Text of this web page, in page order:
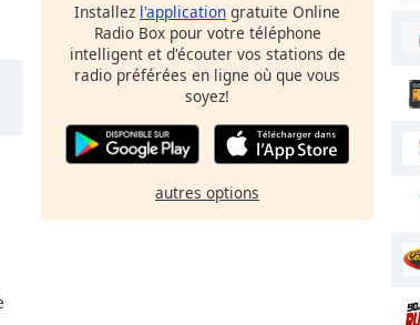
Installez l'application gratuite Online
Radio Box pour votre téléphone
intelligent et d'écouter vos stations de
radio préférées en ligne où que vous
soyez!
autres options